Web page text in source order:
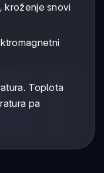
kroženje snovi
Toplota
pa